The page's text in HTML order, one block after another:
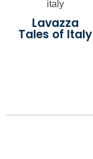
Lavazza
Tales of Italy